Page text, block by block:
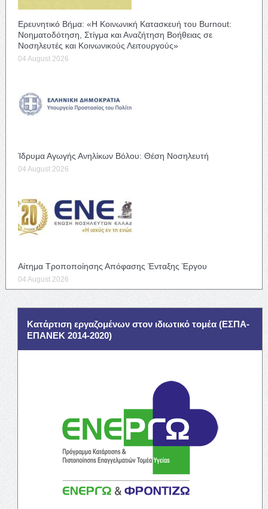
Ερευνητικό Βήμα: «Η Κοινωνική Κατασκευή του Burnout:
Νοηματοδότηση, Στίγμα και Αναζήτηση Βοήθειας σε
Νοσηλευτές και Κοινωνικούς Λειτουργούς»
04 August 2026
Ίδρυμα Αγωγής Ανηλίκων Βόλου: Θέση Νοσηλευτή
04 August 2026
Αίτημα Τροποποίησης Απόφασης Ένταξης Έργου
04 August 2026
Κατάρτιση εργαζομένων στον ιδιωτικό τομέα (ΕΣΠΑ-
ΕΠΑΝΕΚ 2014-2020)